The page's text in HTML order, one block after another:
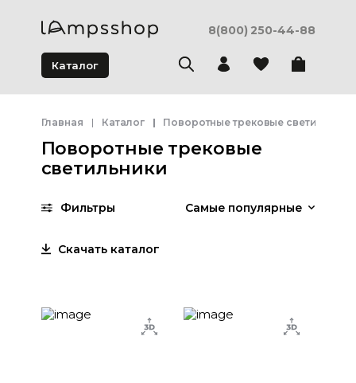
8(800) 250-44-88
Каталог
Главная Каталог Поворотные трековые светильники
Поворотные трековые
светильники
Фильтры Самые популярные
Скачать каталог